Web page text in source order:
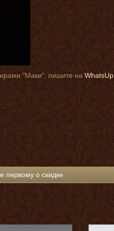
"Маки", пишите наWhatsUp
первому о скидке